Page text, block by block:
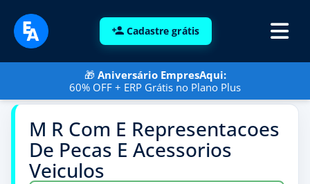
Cadastre grátis
🎁 Aniversário EmpresAqui:
60% OFF + ERP Grátis no Plano Plus
M R Com E Representacoes
De Pecas E Acessorios
Veiculos